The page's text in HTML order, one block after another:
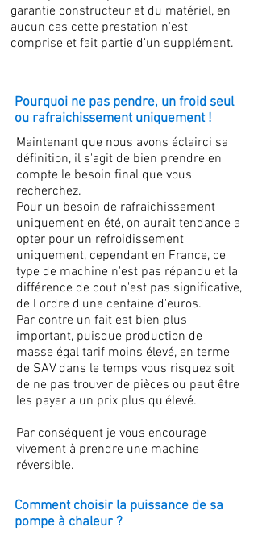
garantie constructeur et du matériel, en
aucun cas cette prestation n'est
comprise et fait partie d'un supplément.
Pourquoi ne pas pendre, un froid seul
ou rafraichissement uniquement !
Maintenant que nous avons éclairci sa
définition, il s'agit de bien prendre en
compte le besoin final que vous
recherchez.
Pour un besoin de rafraichissement
uniquement en été, on aurait tendance a
opter pour un refroidissement
uniquement, cependant en France, ce
type de machine n'est pas répandu et la
différence de cout n'est pas significative,
de l ordre d'une centaine d'euros.
Par contre un fait est bien plus
important, puisque production de
masse égal tarif moins élevé, en terme
de SAV dans le temps vous risquez soit
de ne pas trouver de pièces ou peut être
les payer a un prix plus qu'élevé.
Par conséquent je vous encourage
vivement à prendre une machine
réversible.
Comment choisir la puissance de sa
pompe à chaleur ?